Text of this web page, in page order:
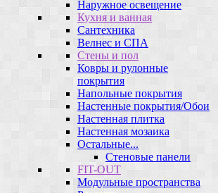
Наружное освещение
Кухня и ванная
Сантехника
Велнес и СПА
Стены и пол
Ковры и рулонные
покрытия
Напольные покрытия
Настенные покрытия/Обои
Настенная плитка
Настенная мозаика
Остальные...
Стеновые панели
FIT-OUT
Модульные пространства